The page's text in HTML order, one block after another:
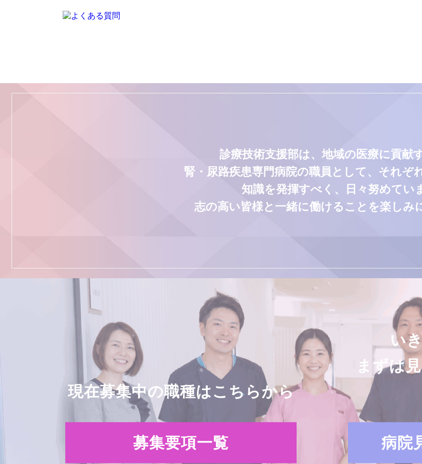
診療技術支援部は、地域の医療に貢献
腎・尿路疾患専門病院の職員として、それぞ
知識を発揮すべく、日々努めてい
志の高い皆様と一緒に働けることを楽しみ
現在募集中の職種はこちらから
募集要項一覧
い
まずは
病院